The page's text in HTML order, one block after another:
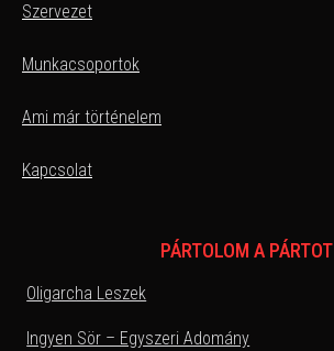
Szervezet
Munkacsoportok
Ami már történelem
Kapcsolat
PÁRTOLOM A PÁRTOT
Oligarcha Leszek
Ingyen Sör – Egyszeri Adomány